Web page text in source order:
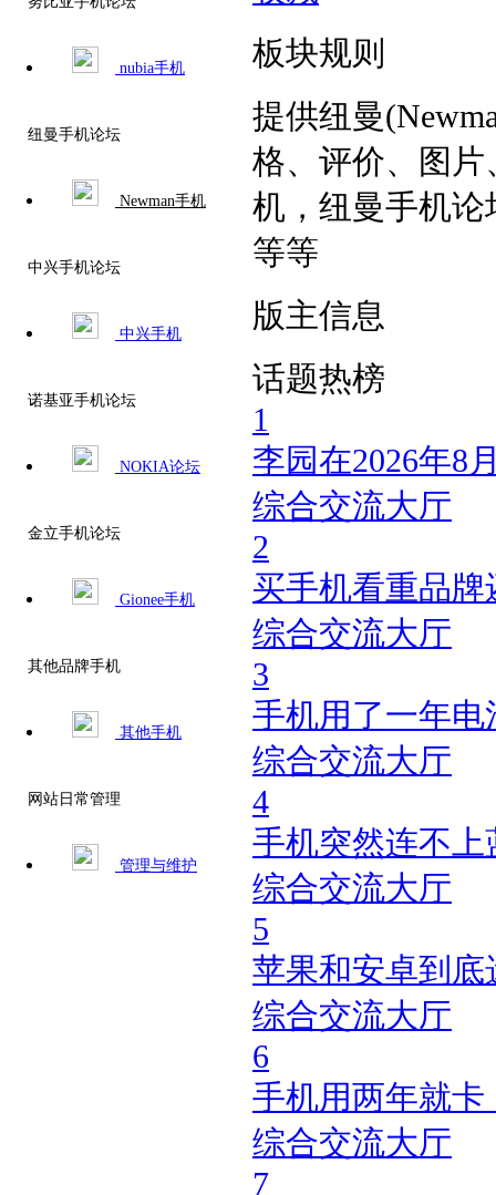
nubia手机
纽曼手机论坛
Newman手机
中兴手机论坛
中兴手机
诺基亚手机论坛
NOKIA论坛
金立手机论坛
Gionee手机
其他品牌手机
其他手机
网站日常管理
管理与维护
板块规则
提供纽曼
格、评价、图片
机，纽曼手机
等等
版主信息
话题热榜
1
李园在2026年8
综合交流大厅
2
买手机看重品
综合交流大厅
3
手机用了一年电
综合交流大厅
4
手机突然连不
综合交流大厅
5
苹果和安卓到
综合交流大厅
6
手机用两年就
综合交流大厅
7